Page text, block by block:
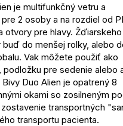
je multifunkčný vetru a
2 osoby a na rozdiel od
otvory pre hlavy.
do menšej rolky, alebo
Vak môžete použiť ako
podložku pre sedenie alebo
Duo Alien je opatrený 8
okami so zosilneným
transportných
transportu pacienta.